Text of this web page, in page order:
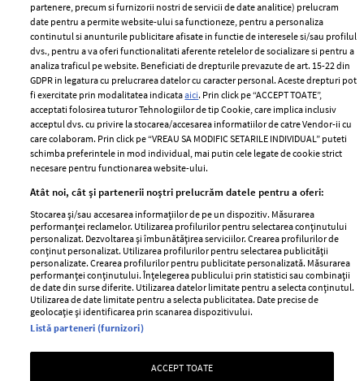
ELLE Style Awards
2024
Despre ELLE
Romania
Contact
Abonamente
Termeni si conditii
Politica de
confidențialitate
Politica de cookies
Publicitate
GSP
Unica
Baby
Retete
femei
Viva
Avantaje
Retete practice
Pariază responsabil! Decizia ONJN nr. 821/25.09.2025.
Jocurile de noroc sunt interzise minorilor.
partenere, precum si furnizorii nostri de servicii de date analitice) prelucram
date pentru a permite website-ului sa functioneze, pentru a personaliza
continutul si anunturile publicitare afisate in functie de interesele si/sau profilul
dvs., pentru a va oferi functionalitati aferente retelelor de socializare si pentru a
analiza traficul pe website. Beneficiati de drepturile prevazute de art. 15-22 din
GDPR in legatura cu prelucrarea datelor cu caracter personal. Aceste drepturi pot
fi exercitate prin modalitatea indicataaici. Prin click pe “ACCEPT TOATE”,
acceptati folosirea tuturor Tehnologiilor de tip Cookie, care implica inclusiv
acceptul dvs. cu privire la stocarea/accesarea informatiilor de catre Vendor-ii cu
care colaboram. Prin click pe “VREAU SA MODIFIC SETARILE INDIVIDUAL” puteti
schimba preferintele in mod individual, mai putin cele legate de cookie strict
necesare pentru functionarea website-ului.
Atât noi, cât și partenerii noștri prelucrăm datele pentru a oferi:
Stocarea și/sau accesarea informațiilor de pe un dispozitiv. Măsurarea
performanței reclamelor. Utilizarea profilurilor pentru selectarea conținutului
personalizat. Dezvoltarea și îmbunătățirea serviciilor. Crearea profilurilor de
conținut personalizat. Utilizarea profilurilor pentru selectarea publicității
personalizate. Crearea profilurilor pentru publicitate personalizată. Măsurarea
performanței conținutului. Înțelegerea publicului prin statistici sau combinații
de date din surse diferite. Utilizarea datelor limitate pentru a selecta conținutul.
Utilizarea de date limitate pentru a selecta publicitatea. Date precise de
geolocație și identificarea prin scanarea dispozitivului.
Listă parteneri (furnizori)
ACCEPT TOATE